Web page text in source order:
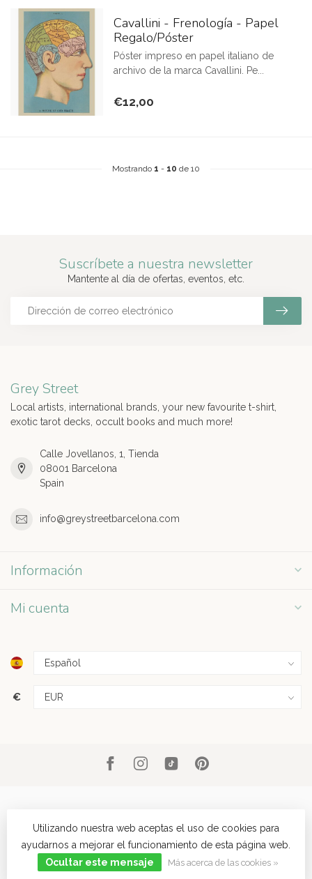
Cavallini - Frenología - Papel
Regalo/Póster
Póster impreso en papel italiano de
archivo de la marca Cavallini. Pe...
€12,00
Mostrando 1 - 10 de 10
Suscríbete a nuestra newsletter
Mantente al día de ofertas, eventos, etc.
Grey Street
Local artists, international brands, your new favourite t-shirt,
exotic tarot decks, occult books and much more!
Calle Jovellanos, 1, Tienda
08001 Barcelona
Spain
info@greystreetbarcelona.com
Información
Mi cuenta
€
© Copyright 2026 Grey Street- Powered by Lightspeed- Theme by
Dyvelopment
Utilizando nuestra web aceptas el uso de cookies para
ayudarnos a mejorar el funcionamiento de esta página web.
Ocultar este mensaje
Más acerca de las cookies »